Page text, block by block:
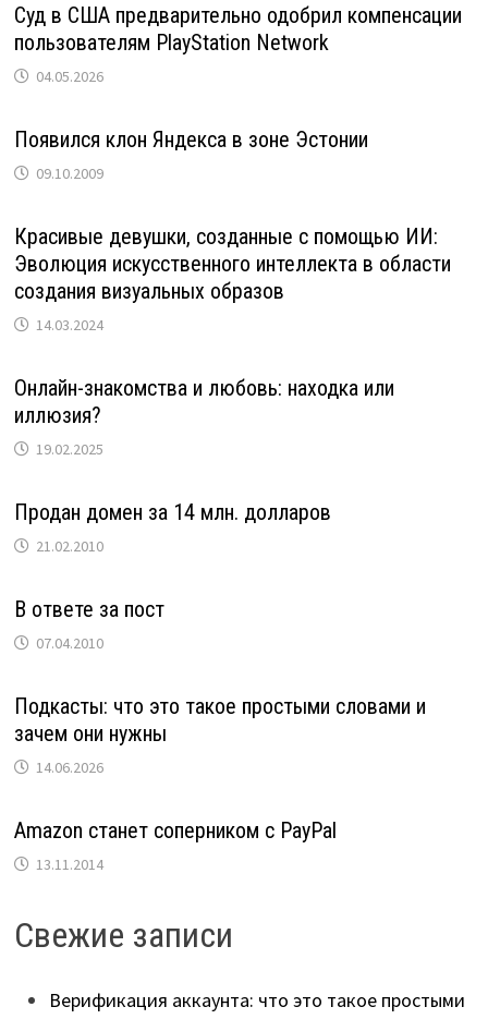
Суд в США предварительно одобрил компенсации
пользователям PlayStation Network
04.05.2026
Появился клон Яндекса в зоне Эстонии
09.10.2009
Красивые девушки, созданные с помощью ИИ:
Эволюция искусственного интеллекта в области
создания визуальных образов
14.03.2024
Онлайн-знакомства и любовь: находка или
иллюзия?
19.02.2025
Продан домен за 14 млн. долларов
21.02.2010
В ответе за пост
07.04.2010
Подкасты: что это такое простыми словами и
зачем они нужны
14.06.2026
Amazon станет соперником с PayPal
13.11.2014
Свежие записи
Верификация аккаунта: что это такое простыми